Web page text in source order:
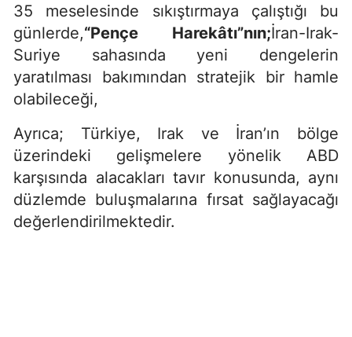
35 meselesinde sıkıştırmaya çalıştığı bu
günlerde,“Pençe Harekâtı”nın;İran-Irak-
Suriye sahasında yeni dengelerin
yaratılması bakımından stratejik bir hamle
olabileceği,
Ayrıca; Türkiye, Irak ve İran’ın bölge
üzerindeki gelişmelere yönelik ABD
karşısında alacakları tavır konusunda, aynı
düzlemde buluşmalarına fırsat sağlayacağı
değerlendirilmektedir.